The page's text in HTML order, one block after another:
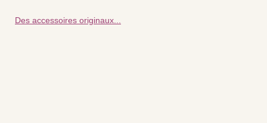
Des accessoires originaux...